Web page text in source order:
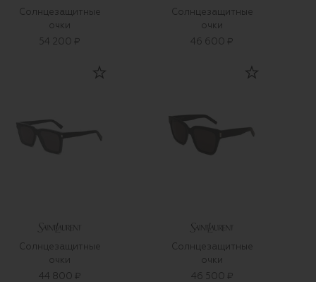
Солнцезащитные
очки
54 200 ₽
Солнцезащитные
очки
46 600 ₽
Солнцезащитные
очки
44 800 ₽
Солнцезащитные
очки
46 500 ₽